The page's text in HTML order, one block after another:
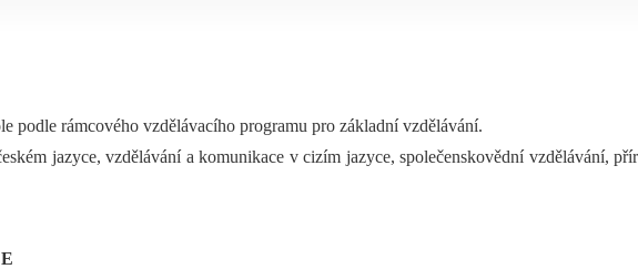
podle rámcového vzdělávacího programu pro základní vzdělávání.
jazyce, vzdělávání a komunikace v cizím jazyce, společenskovědní vzdělávání,